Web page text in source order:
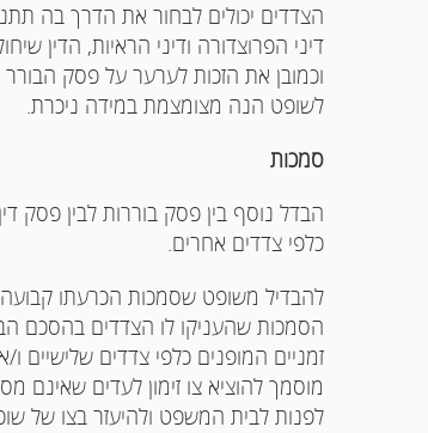
הצדדים יכולים לבחור את הדרך בה
דיני הפרוצדורה ודיני הראיות, הדין
וכמובן את הזכות לערער על פסק
לשופט הנה מצומצמת במידה ניכרת.
סמכות
הבדל נוסף בין פסק בוררות לבין פסק
כלפי צדדים אחרים.
להבדיל משופט שסמכות הכרעתו
הסמכות שהעניקו לו הצדדים בהסכם
זמניים המופנים כלפי צדדים שלישיים ו/
מוסמך להוציא צו זימון לעדים שאינם
לפנות לבית המשפט ולהיעזר בצו של